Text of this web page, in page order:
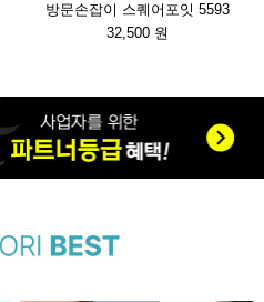
방문손잡이 스퀘어포잇 5593
32,500 원